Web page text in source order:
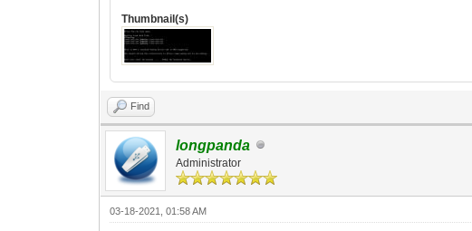
Thumbnail(s)
Find
longpanda
Administrator
03-18-2021, 01:58 AM